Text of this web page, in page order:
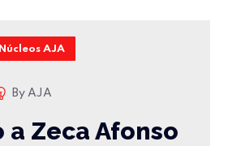
Núcleos AJA
ByAJA
Zeca Afonso